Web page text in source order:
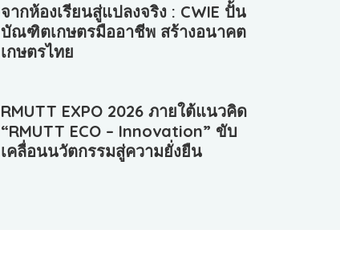
จากห้องเรียนสู่แปลงจริง : CWIE ปั้น
บัณฑิตเกษตรมืออาชีพ สร้างอนาคต
เกษตรไทย
RMUTT EXPO 2026 ภายใต้แนวคิด
“RMUTT ECO – Innovation” ขับ
เคลื่อนนวัตกรรมสู่ความยั่งยืน